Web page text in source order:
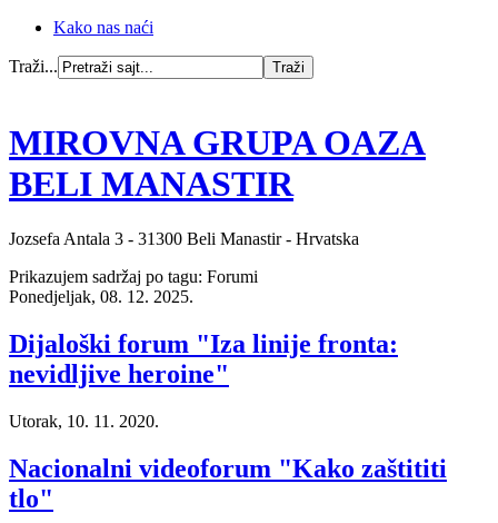
Kako nas naći
Traži...
MIROVNA GRUPA OAZA
BELI MANASTIR
Jozsefa Antala 3 - 31300 Beli Manastir - Hrvatska
Prikazujem sadržaj po tagu: Forumi
Ponedjeljak, 08. 12. 2025.
Dijaloški forum "Iza linije fronta:
nevidljive heroine"
Utorak, 10. 11. 2020.
Nacionalni videoforum "Kako zaštititi
tlo"